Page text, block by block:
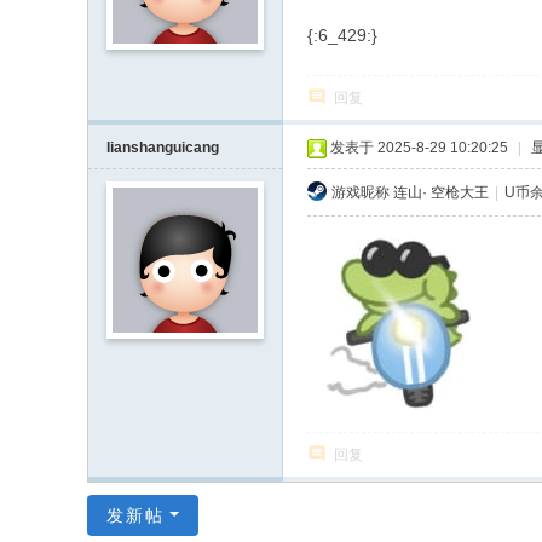
{:6_429:}
回复
lianshanguicang 发表于 2025-8-29 10:20:25
游戏昵称 连山· 空枪大王 U币
回复
发新帖